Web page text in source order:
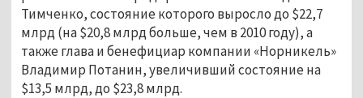
Тимченко, состояние которого выросло до $22,7
млрд (на $20,8 млрд больше, чем в 2010 году), а
также глава и бенефициар компании «Норникель»
Владимир Потанин, увеличивший состояние на
$13,5 млрд, до $23,8 млрд.